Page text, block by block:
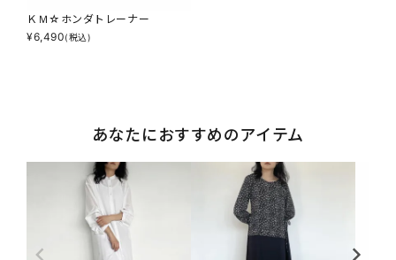
ＫＭ☆ホンダトレーナー
¥6,490(税込)
あなたにおすすめのアイテム